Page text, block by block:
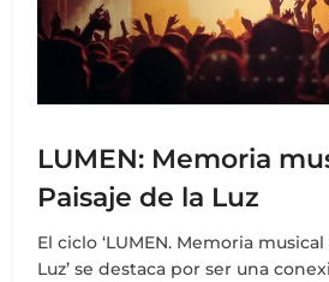
LUMEN: Memoria
Paisaje de la Luz
El ciclo ‘LUMEN. Memoria
Luz’ se destaca por ser una